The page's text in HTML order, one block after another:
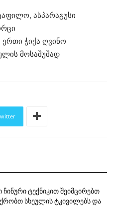
ასპარაგუსი
ერთი ჭიქა ღვინო
მოსაშუშად
ჩინური ტექნიკით შეიმცირებთ
სხეულის ტკივილებს და